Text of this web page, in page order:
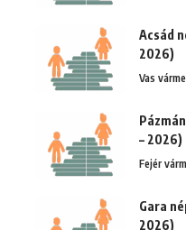
Acsád
2026)
Vas
– 2026)
Fejér
Gara
2026)